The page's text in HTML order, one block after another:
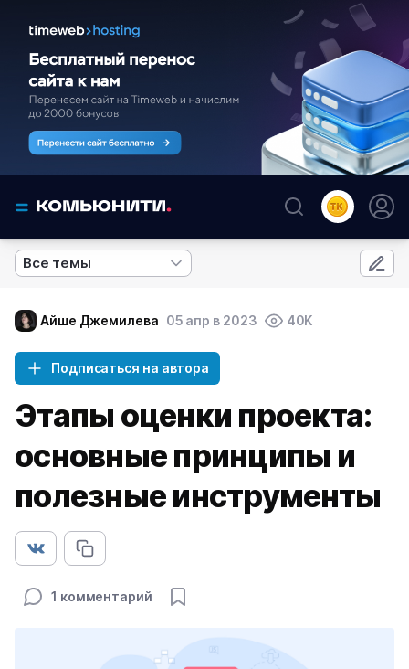
Все темы
Айше Джемилева 05 апр в 2023 40K
Подписаться на автора
Этапы оценки проекта:
основные принципы и
полезные инструменты
1 комментарий